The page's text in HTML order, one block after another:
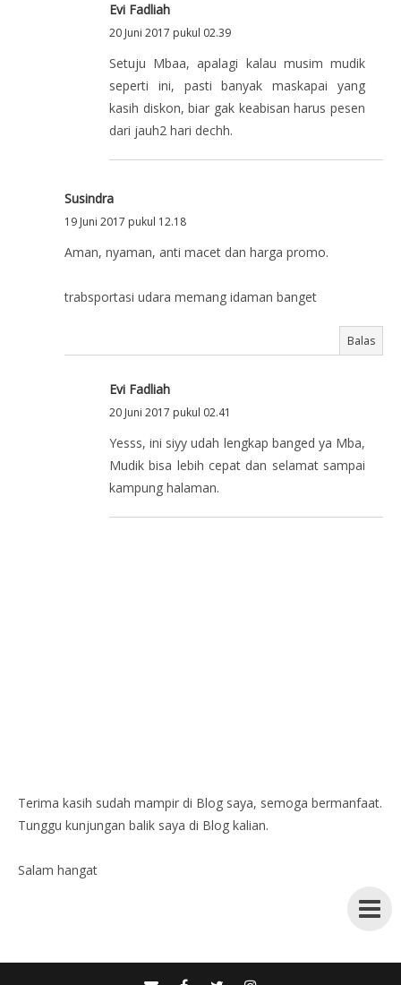
Evi Fadliah
20 Juni 2017 pukul 02.39
Setuju Mbaa, apalagi kalau musim mudik
seperti ini, pasti banyak maskapai yang
kasih diskon, biar gak keabisan harus pesen
dari jauh2 hari dechh.
Susindra
19 Juni 2017 pukul 12.18
Aman, nyaman, anti macet dan harga promo.
trabsportasi udara memang idaman banget
Balas
Evi Fadliah
20 Juni 2017 pukul 02.41
Yesss, ini siyy udah lengkap banged ya Mba,
Mudik bisa lebih cepat dan selamat sampai
kampung halaman.
Terima kasih sudah mampir di Blog saya, semoga bermanfaat.
Tunggu kunjungan balik saya di Blog kalian.
Salam hangat